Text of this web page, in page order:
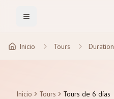
Toggle Menu
Inicio Tours Duration
Inicio Tours Tours de 6 días